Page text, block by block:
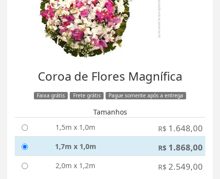
Coroa de Flores Magnífica
Faixa grátis Frete grátis Pague somente após a entrega
Tamanhos
1,5m x 1,0m
R$ 1.648,00
1,7m x 1,0m R$ 1.868,00
2,0m x 1,2m R$ 2.549,00